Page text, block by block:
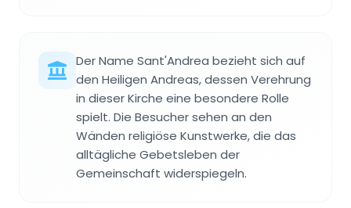
Der Name Sant'Andrea bezieht sich auf
den Heiligen Andreas, dessen Verehrung
in dieser Kirche eine besondere Rolle
spielt. Die Besucher sehen an den
Wänden religiöse Kunstwerke, die das
alltägliche Gebetsleben der
Gemeinschaft widerspiegeln.